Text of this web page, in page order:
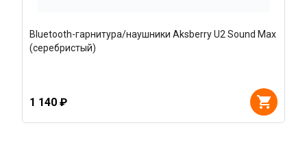
Bluetooth-гарнитура/наушники Aksberry U2 Sound Max
(серебристый)
1 140 ₽